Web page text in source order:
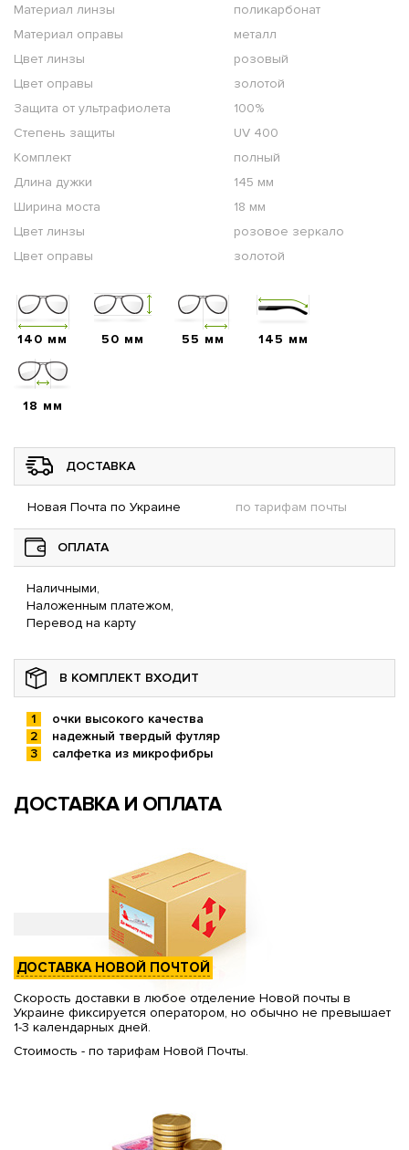
Материал линзы
поликарбонат
Материал оправы
металл
Цвет линзы
розовый
Цвет оправы
золотой
Защита от ультрафиолета
100%
Степень защиты
UV 400
Комплект
полный
Длина дужки
145 мм
Ширина моста
18 мм
Цвет линзы
розовое зеркало
Цвет оправы
золотой
140 мм 50 мм 55 мм 145 мм
18 мм
ДОСТАВКА
Новая Почта по Украине по тарифам почты
ОПЛАТА
Наличными,
Наложенным платежом,
Перевод на карту
В КОМПЛЕКТ ВХОДИТ
очки высокого качества
надежный твердый футляр
салфетка из микрофибры
ДОСТАВКА И ОПЛАТА
ДОСТАВКА НОВОЙ ПОЧТОЙ
Скорость доставки в любое отделение Новой почты в
Украине фиксируется оператором, но обычно не превышает
1-3 календарных дней.
Стоимость - по тарифам Новой Почты.